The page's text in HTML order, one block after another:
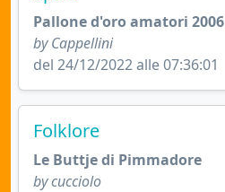
Pallone d'oro amatori 2006
by Cappellini
del 24/12/2022 alle 07:36:01
Folklore
Le Buttje di Pimmadore
by cucciolo